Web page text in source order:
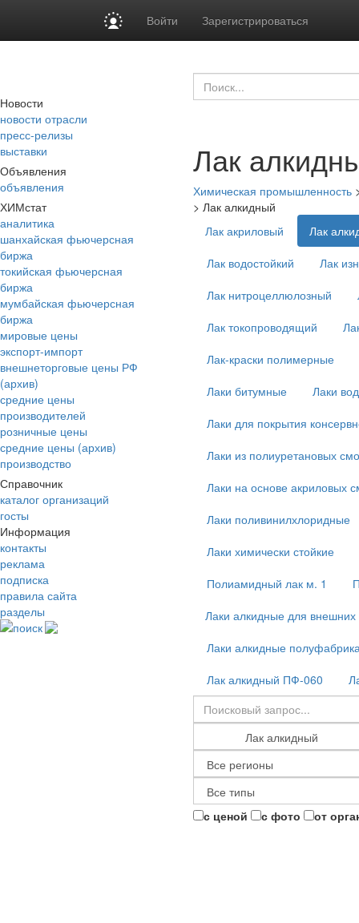
Войти Зарегистрироваться
Новости
новости отрасли
пресс-релизы
выставки
Объявления
объявления
ХИМстат
аналитика
шанхайская фьючерсная
биржа
токийская фьючерсная
биржа
мумбайская фьючерсная
биржа
мировые цены
экспорт-импорт
внешнеторговые цены РФ
(архив)
средние цены
производителей
розничные цены
средние цены (архив)
производство
Справочник
каталог организаций
госты
Информация
контакты
реклама
подписка
правила сайта
разделы
поиск
Лак
Химическая промышленность
> Лак алкидный
Лак акриловый
Лак
Лак водостойкий
Лак
Лак нитроцеллюлозный
Лак токопроводящий
Лак-краски полимерные
Лаки битумные
Лаки
Лаки для покрытия
Лаки из полиуретановых
Лаки на основе акриловых
Лаки поливинилхлоридные
Лаки химически стойкие
Полиамидный лак м. 1
Лаки алкидные для внешних
Лаки алкидные
Лак алкидный ПФ-060
с ценой с фото от